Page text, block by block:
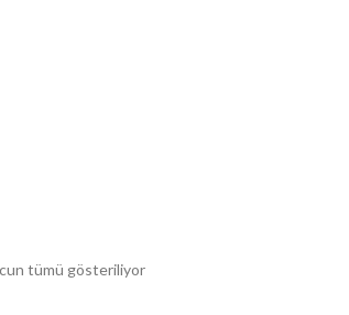
tümü gösteriliyorFiyata